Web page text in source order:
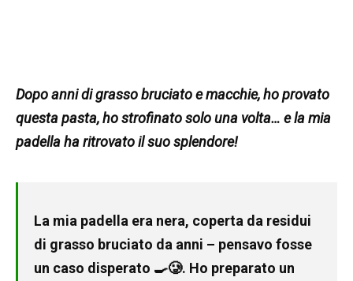
Dopo anni di grasso bruciato e macchie, ho provato
questa pasta, ho strofinato solo una volta… e la mia
padella ha ritrovato il suo splendore!
La mia padella era nera, coperta da residui
di grasso bruciato da anni – pensavo fosse
un caso disperato 🍳🥲. Ho preparato un